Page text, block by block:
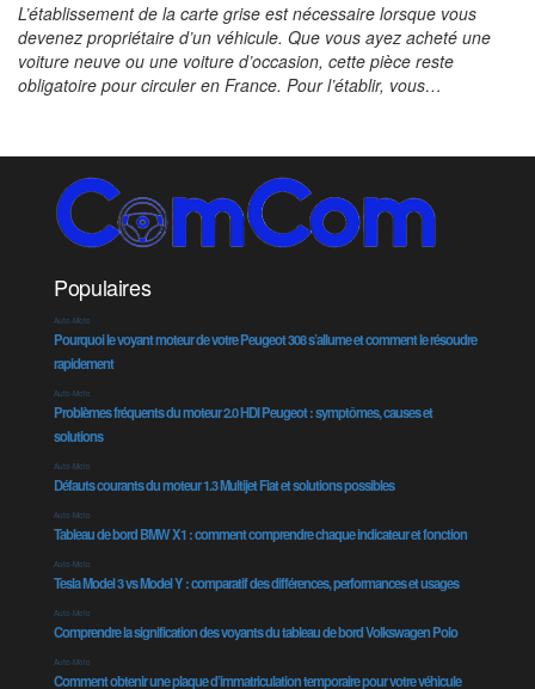
L’établissement de la carte grise est nécessaire lorsque vous
devenez propriétaire d’un véhicule. Que vous ayez acheté une
voiture neuve ou une voiture d’occasion, cette pièce reste
obligatoire pour circuler en France. Pour l’établir, vous…
Populaires